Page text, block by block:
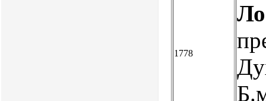
1778